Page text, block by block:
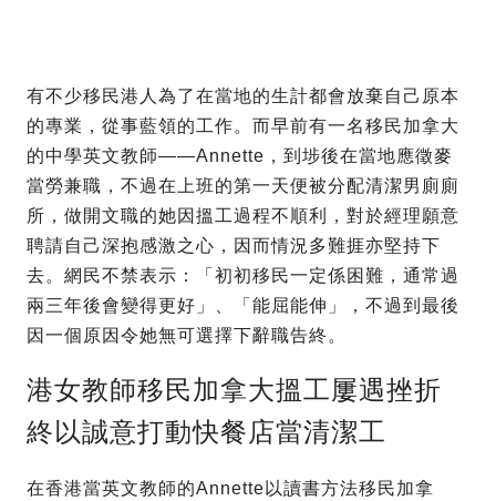
有不少移民港人為了在當地的生計都會放棄自己原本
的專業，從事藍領的工作。而早前有一名移民加拿大
的中學英文教師——Annette，到埗後在當地應徵麥
當勞兼職，不過在上班的第一天便被分配清潔男廁廁
所，做開文職的她因搵工過程不順利，對於經理願意
聘請自己深抱感激之心，因而情況多難捱亦堅持下
去。網民不禁表示：「初初移民一定係困難，通常過
兩三年後會變得更好」、「能屈能伸」，不過到最後
因一個原因令她無可選擇下辭職告終。
港女教師移民加拿大搵工屢遇挫折
終以誠意打動快餐店當清潔工
在香港當英文教師的Annette以讀書方法移民加拿